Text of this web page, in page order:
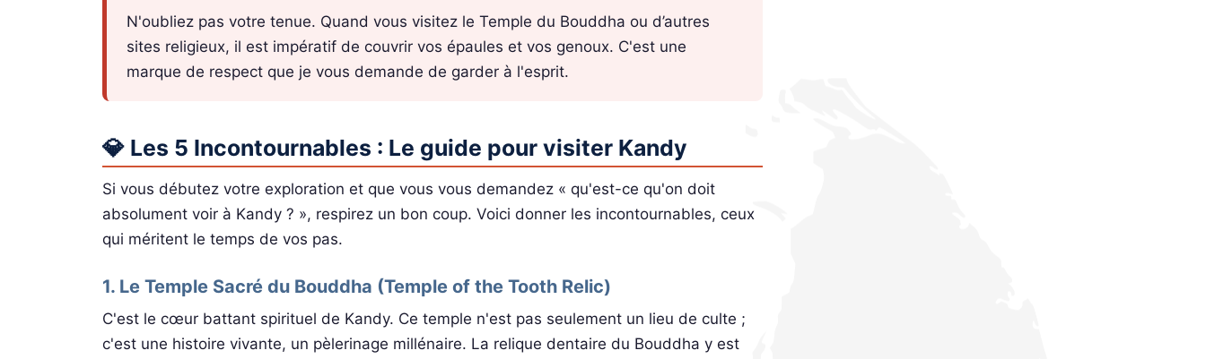
N'oubliez pas votre tenue. Quand vous visitez le Temple du Bouddha ou d’autres
sites religieux, il est impératif de couvrir vos épaules et vos genoux. C'est une
marque de respect que je vous demande de garder à l'esprit.
💎 Les 5 Incontournables : Le guide pour visiter Kandy
Si vous débutez votre exploration et que vous vous demandez « qu'est-ce qu'on doit
absolument voir à Kandy ? », respirez un bon coup. Voici donner les incontournables, ceux
qui méritent le temps de vos pas.
1. Le Temple Sacré du Bouddha (Temple of the Tooth Relic)
C'est le cœur battant spirituel de Kandy. Ce temple n'est pas seulement un lieu de culte ;
c'est une histoire vivante, un pèlerinage millénaire. La relique dentaire du Bouddha y est